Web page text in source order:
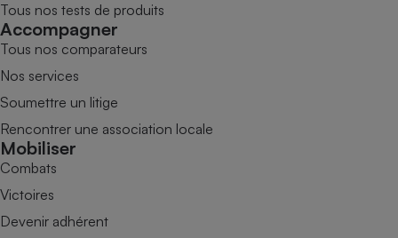
Tous nos tests de produits
Accompagner
Tous nos comparateurs
Nos services
Soumettre un litige
Rencontrer une association locale
Mobiliser
Combats
Victoires
Devenir adhérent